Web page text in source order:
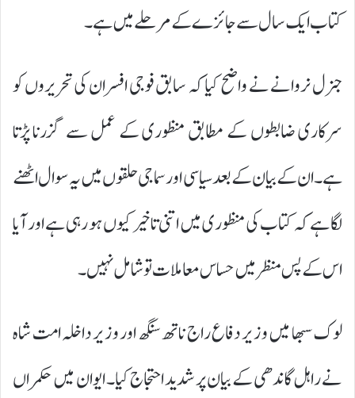
کتاب ایک سال سے جائزے کے مرحلے میں ہے۔
جنرل نروانے نے واضح کیا کہ سابق فوجی افسران کی تحریروں کو
سرکاری ضابطوں کے مطابق منظوری کے عمل سے گزرنا پڑتا
ہے۔ ان کے بیان کے بعد سیاسی اور سماجی حلقوں میں یہ سوال اٹھنے
لگا ہے کہ کتاب کی منظوری میں اتنی تاخیر کیوں ہو رہی ہے اور آیا
اس کے پس منظر میں حساس معاملات تو شامل نہیں۔
لوک سبھا میں وزیر دفاع راج ناتھ سنگھ اور وزیر داخلہ امت شاہ
نے راہل گاندھی کے بیان پر شدید احتجاج کیا۔ ایوان میں حکمراں